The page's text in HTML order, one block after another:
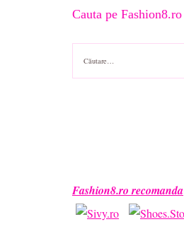
Cauta pe Fashion8.ro
Caută
după:
Fashion8.ro recomanda